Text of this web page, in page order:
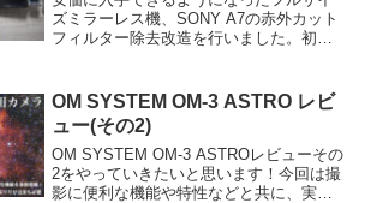
ズミラーレス機、SONY A7の赤外カット
フィルター除去改造を行いました。初め
手に入れることができました。
OM SYSTEM OM-3 ASTRO レビ
ュー(その2)
OM SYSTEM OM-3 ASTROレビューその
2をやっていきたいと思います！今回は撮
影に便利な機能や特性などと共に、実写